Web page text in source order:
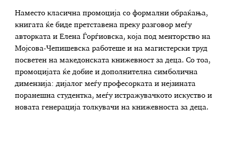
Наместо класична промоција со формални обраќања,
книгата ќе биде претставена преку разговор меѓу
авторката и Елена Ѓорѓиовска, која под менторство на
Мојсова-Чепишевска работеше и на магистерски труд
посветен на македонската книжевност за деца. Со тоа,
промоцијата ќе добие и дополнителна симболична
димензија: дијалог меѓу професорката и нејзината
поранешна студентка, меѓу истражувачкото искуство и
новата генерација толкувачи на книжевноста за деца.